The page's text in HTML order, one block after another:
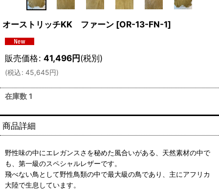
オーストリッチKK ファーン [OR-13-FN-1]
販売価格: 41,496円(税別)
(税込: 45,645円)
在庫数 1
商品詳細
野性味の中にエレガンスさを秘めた風合いがある、天然素材の中で
も、第一級のスペシャルレザーです。
飛べない鳥として野性鳥類の中で最大級の鳥であり、主にアフリカ
大陸で生息しています。